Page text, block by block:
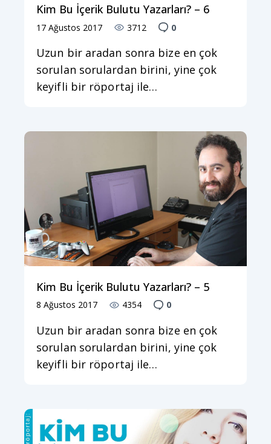
Kim Bu İçerik Bulutu Yazarları? – 6
17 Ağustos 2017 3712 0
Uzun bir aradan sonra bize en çok
sorulan sorulardan birini, yine çok
keyifli bir röportaj ile…
Kim Bu İçerik Bulutu Yazarları? – 5
8 Ağustos 2017 4354 0
Uzun bir aradan sonra bize en çok
sorulan sorulardan birini, yine çok
keyifli bir röportaj ile…